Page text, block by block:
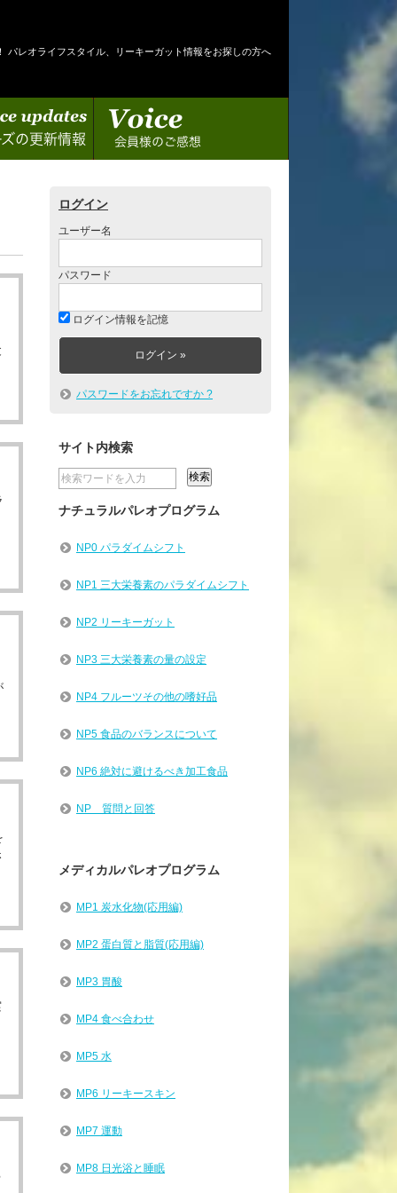
パレオライフスタイル、リーキーガット情報をお探しの方へ
報 会員様のご感想
ログイン
ユーザー名
パスワード
ログイン情報を記憶
パスワードをお忘れですか ?
サイト内検索
ナチュラルパレオプログラム
NP0 パラダイムシフト
NP1 三大栄養素のパラダイムシフト
NP2 リーキーガット
NP3 三大栄養素の量の設定
NP4 フルーツその他の嗜好品
NP5 食品のバランスについて
NP6 絶対に避けるべき加工食品
NP 質問と回答
メディカルパレオプログラム
MP1 炭水化物(応用編)
MP2 蛋白質と脂質(応用編)
MP3 胃酸
MP4 食べ合わせ
MP5 水
MP6 リーキースキン
MP7 運動
MP8 日光浴と睡眠